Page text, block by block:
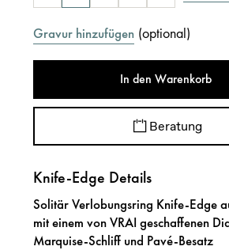
Gravur hinzufügen (optional)
In den Warenkorb
Beratung
Knife-Edge Details
Solitär Verlobungsring Knife-Edge
mit einem von VRAI geschaffenen
Marquise-Schliff und Pavé-Besatz